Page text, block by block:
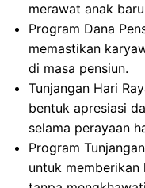
merawat anak
Program Dana
memastikan
di masa pensiun.
Tunjangan Hari
bentuk apresiasi
selama perayaan
Program
untuk